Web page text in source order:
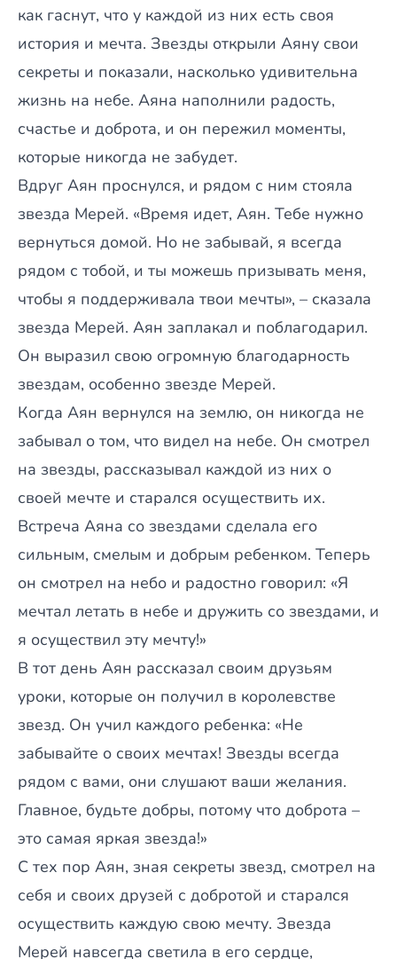
как гаснут, что у каждой из них есть своя
история и мечта. Звезды открыли Аяну свои
секреты и показали, насколько удивительна
жизнь на небе. Аяна наполнили радость,
счастье и доброта, и он пережил моменты,
которые никогда не забудет.
Вдруг Аян проснулся, и рядом с ним стояла
звезда Мерей. «Время идет, Аян. Тебе нужно
вернуться домой. Но не забывай, я всегда
рядом с тобой, и ты можешь призывать меня,
чтобы я поддерживала твои мечты», – сказала
звезда Мерей. Аян заплакал и поблагодарил.
Он выразил свою огромную благодарность
звездам, особенно звезде Мерей.
Когда Аян вернулся на землю, он никогда не
забывал о том, что видел на небе. Он смотрел
на звезды, рассказывал каждой из них о
своей мечте и старался осуществить их.
Встреча Аяна со звездами сделала его
сильным, смелым и добрым ребенком. Теперь
он смотрел на небо и радостно говорил: «Я
мечтал летать в небе и дружить со звездами, и
я осуществил эту мечту!»
В тот день Аян рассказал своим друзьям
уроки, которые он получил в королевстве
звезд. Он учил каждого ребенка: «Не
забывайте о своих мечтах! Звезды всегда
рядом с вами, они слушают ваши желания.
Главное, будьте добры, потому что доброта –
это самая яркая звезда!»
С тех пор Аян, зная секреты звезд, смотрел на
себя и своих друзей с добротой и старался
осуществить каждую свою мечту. Звезда
Мерей навсегда светила в его сердце,